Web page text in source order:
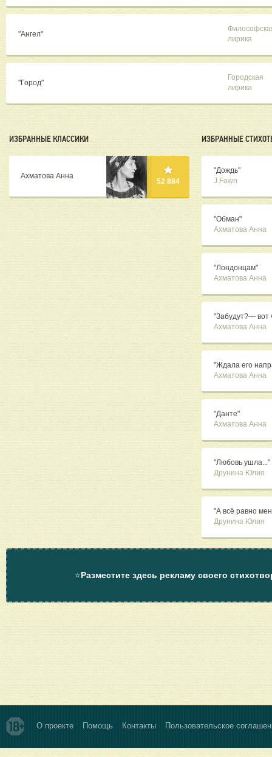
"Ангел"
лирика
"Город"
Городская
лирика
ИЗБРАННЫЕ КЛАССИКИ
Ахматова Анна
52 884
ИЗБРАННЫЕ
"Дождь"
J.Fawn
"Обман"
Ахматова Анна
"Лондонцам"
Ахматова Анна
"Забудут?— вот
Ахматова Анна
"Ждала его
Ахматова Анна
"Данте"
Ахматова Анна
"Любовь ушла..."
Друнина Юлия
"А всё равно
Друнина Юлия
⭐Разместите здесь рекламу своего
О проекте Помощь Контакты Пользовательское